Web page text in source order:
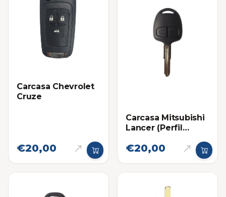
Carcasa Chevrolet
Cruze
€20,00
Carcasa Mitsubishi
Lancer (Perfil
€20,00